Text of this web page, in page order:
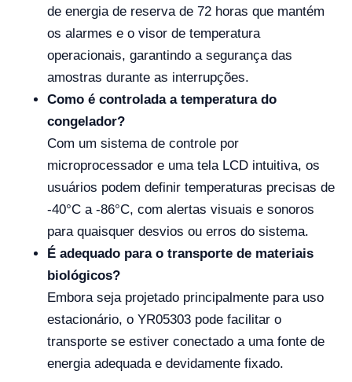
de energia de reserva de 72 horas que mantém
os alarmes e o visor de temperatura
operacionais, garantindo a segurança das
amostras durante as interrupções.
Como é controlada a temperatura do
congelador?
Com um sistema de controle por
microprocessador e uma tela LCD intuitiva, os
usuários podem definir temperaturas precisas de
-40°C a -86°C, com alertas visuais e sonoros
para quaisquer desvios ou erros do sistema.
É adequado para o transporte de materiais
biológicos?
Embora seja projetado principalmente para uso
estacionário, o YR05303 pode facilitar o
transporte se estiver conectado a uma fonte de
energia adequada e devidamente fixado.